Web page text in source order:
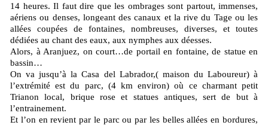
14 heures. Il faut dire que les ombrages sont partout, immenses,
aériens ou denses, longeant des canaux et la rive du Tage ou les
allées coupées de fontaines, nombreuses, diverses, et toutes
dédiées au chant des eaux, aux nymphes aux déesses.
Alors, à Aranjuez, on court…de portail en fontaine, de statue en
bassin…
On va jusqu’à la Casa del Labrador,( maison du Laboureur) à
l’extrémité est du parc, (4 km environ) où ce charmant petit
Trianon local, brique rose et statues antiques, sert de but à
l’entrainement.
Et l’on en revient par le parc ou par les belles allées en bordures,